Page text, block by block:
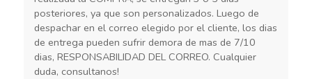
posteriores, ya que son personalizados. Luego de
despachar en el correo elegido por el cliente, los dias
de entrega pueden sufrir demora de mas de 7/10
dias, RESPONSABILIDAD DEL CORREO. Cualquier
duda, consultanos!